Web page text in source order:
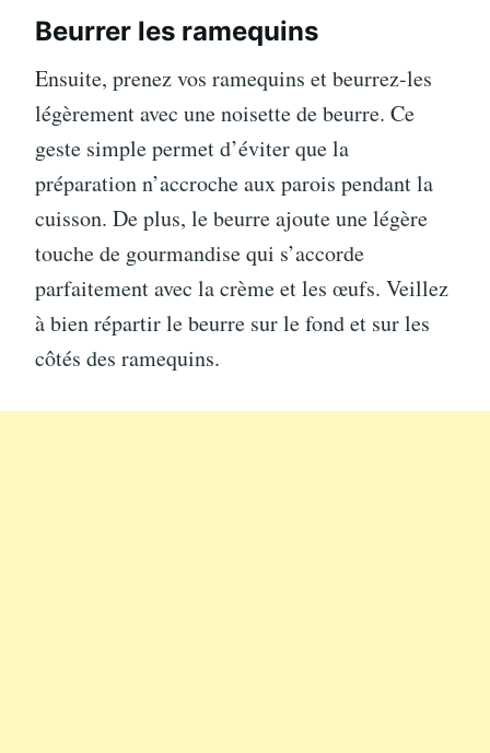
Beurrer les ramequins
Ensuite, prenez vos ramequins et beurrez-les
légèrement avec une noisette de beurre. Ce
geste simple permet d’éviter que la
préparation n’accroche aux parois pendant la
cuisson. De plus, le beurre ajoute une légère
touche de gourmandise qui s’accorde
parfaitement avec la crème et les œufs. Veillez
à bien répartir le beurre sur le fond et sur les
côtés des ramequins.